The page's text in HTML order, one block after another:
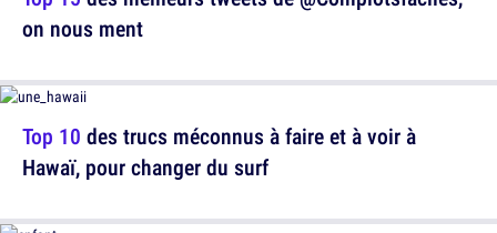
Top 10 des trucs méconnus à faire et à voir à
Hawaï, pour changer du surf
on nous ment